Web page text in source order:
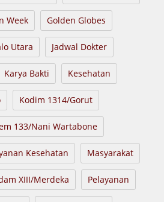
Week Golden Globes
Utara Jadwal Dokter
Karya Bakti Kesehatan
Kodim 1314/Gorut
133/Nani Wartabone
Kesehatan Masyarakat
XIII/Merdeka Pelayanan